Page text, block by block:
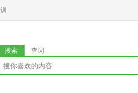
搜索 查词